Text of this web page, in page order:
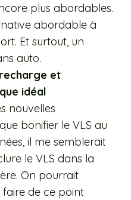
plus abordables.
abordable à
Et surtout, un
auto.
et
idéal
nouvelles
bonifier le VLS au
il me semblerait
le VLS dans la
On pourrait
faire de ce point